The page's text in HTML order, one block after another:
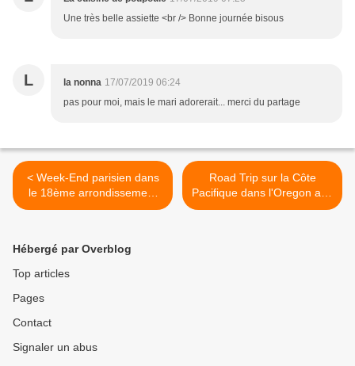
Une très belle assiette <br /> Bonne journée bisous
L la nonna 17/07/2019 06:24
pas pour moi, mais le mari adorerait... merci du partage
< Week-End parisien dans
le 18ème arrondissement
(4) La Recyclerie
Road Trip sur la Côte
Pacifique dans l'Oregon aux
USA... (13) Hillsboro >
Hébergé par Overblog
Top articles
Pages
Contact
Signaler un abus